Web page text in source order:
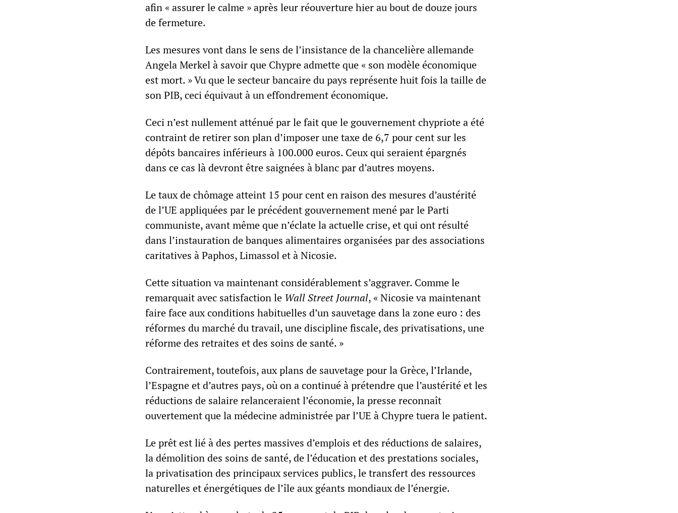
afin « assurer le calme » après leur réouverture hier au bout de douze jours
de fermeture.
Les mesures vont dans le sens de l’insistance de la chancelière allemande
Angela Merkel à savoir que Chypre admette que « son modèle économique
est mort. » Vu que le secteur bancaire du pays représente huit fois la taille de
son PIB, ceci équivaut à un effondrement économique.
Ceci n’est nullement atténué par le fait que le gouvernement chypriote a été
contraint de retirer son plan d’imposer une taxe de 6,7 pour cent sur les
dépôts bancaires inférieurs à 100.000 euros. Ceux qui seraient épargnés
dans ce cas là devront être saignées à blanc par d’autres moyens.
Le taux de chômage atteint 15 pour cent en raison des mesures d’austérité
de l’UE appliquées par le précédent gouvernement mené par le Parti
communiste, avant même que n’éclate la actuelle crise, et qui ont résulté
dans l’instauration de banques alimentaires organisées par des associations
caritatives à Paphos, Limassol et à Nicosie.
Cette situation va maintenant considérablement s’aggraver. Comme le
remarquait avec satisfaction le Wall Street Journal, « Nicosie va maintenant
faire face aux conditions habituelles d’un sauvetage dans la zone euro : des
réformes du marché du travail, une discipline fiscale, des privatisations, une
réforme des retraites et des soins de santé. »
Contrairement, toutefois, aux plans de sauvetage pour la Grèce, l’Irlande,
l’Espagne et d’autres pays, où on a continué à prétendre que l’austérité et les
réductions de salaire relanceraient l’économie, la presse reconnaît
ouvertement que la médecine administrée par l’UE à Chypre tuera le patient.
Le prêt est lié à des pertes massives d’emplois et des réductions de salaires,
la démolition des soins de santé, de l’éducation et des prestations sociales,
la privatisation des principaux services publics, le transfert des ressources
naturelles et énergétiques de l’île aux géants mondiaux de l’énergie.